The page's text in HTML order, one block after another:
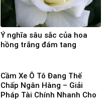
Ý nghĩa sâu sắc của hoa
hồng trắng đám tang
Cầm Xe Ô Tô Đang Thế
Chấp Ngân Hàng – Giải
Pháp Tài Chính Nhanh Cho